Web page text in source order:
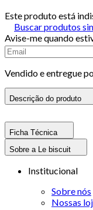
Este produto está
Buscar produtos
Avise-me quando
Vendido e entregue
Descrição do produto
Ficha Técnica
Sobre a Le biscuit
Institucional
Sobre nós
Nossas